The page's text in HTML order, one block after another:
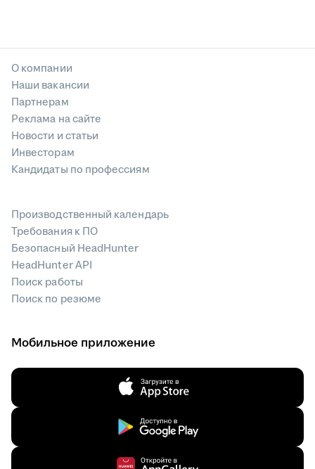
О компании
Наши вакансии
Партнерам
Реклама на сайте
Новости и статьи
Инвесторам
Кандидаты по профессиям
Производственный календарь
Требования к ПО
Безопасный HeadHunter
HeadHunter API
Поиск работы
Поиск по резюме
Мобильное приложение